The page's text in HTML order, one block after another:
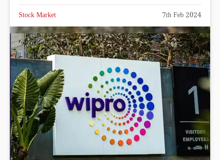
Stock Market 7th Feb 2024